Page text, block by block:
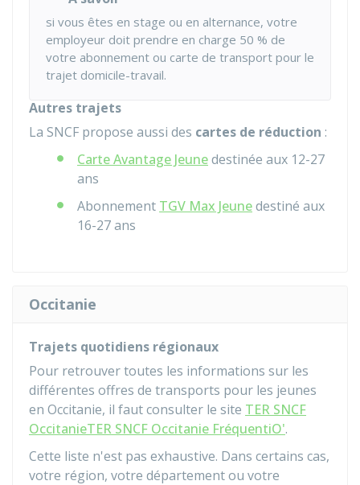
si vous êtes en stage ou en alternance, votre
employeur doit prendre en charge 50 % de
votre abonnement ou carte de transport pour le
trajet domicile-travail.
Autres trajets
La SNCF propose aussi des cartes de réduction :
Carte Avantage Jeunedestinée aux 12-27
ans
Abonnement TGV Max Jeunedestiné aux
16-27 ans
Occitanie
Trajets quotidiens régionaux
Pour retrouver toutes les informations sur les
différentes offres de transports pour les jeunes
en Occitanie, il faut consulter le site TER SNCF
OccitanieTER SNCF Occitanie FréquentiO'.
Cette liste n'est pas exhaustive. Dans certains cas,
votre région, votre département ou votre